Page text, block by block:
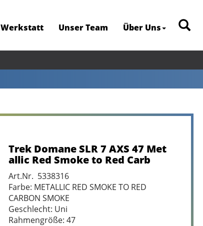
Werkstatt Unser Team Über Uns
Trek Domane SLR 7 AXS 47 Met
allic Red Smoke to Red Carb
Art.Nr. 5338316
Farbe: METALLIC RED SMOKE TO RED
CARBON SMOKE
Geschlecht: Uni
Rahmengröße: 47